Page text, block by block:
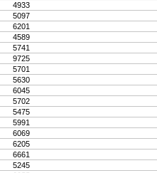
4933
5097
6201
4589
5741
9725
5701
5630
6045
5702
5475
5991
6069
6205
6661
5245